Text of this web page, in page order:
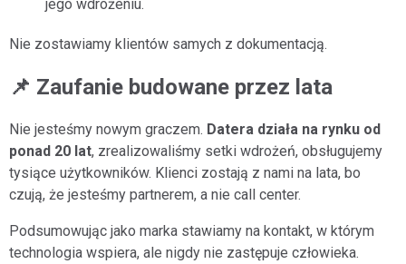
jego wdrożeniu.
Nie zostawiamy klientów samych z dokumentacją.
📌 Zaufanie budowane przez lata
Nie jesteśmy nowym graczem. Datera działa na rynku od
ponad 20 lat, zrealizowaliśmy setki wdrożeń, obsługujemy
tysiące użytkowników. Klienci zostają z nami na lata, bo
czują, że jesteśmy partnerem, a nie call center.
Podsumowując jako marka stawiamy na kontakt, w którym
technologia wspiera, ale nigdy nie zastępuje człowieka.